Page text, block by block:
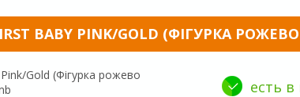
BABY PINK/GOLD (ФІГУРКА
есть